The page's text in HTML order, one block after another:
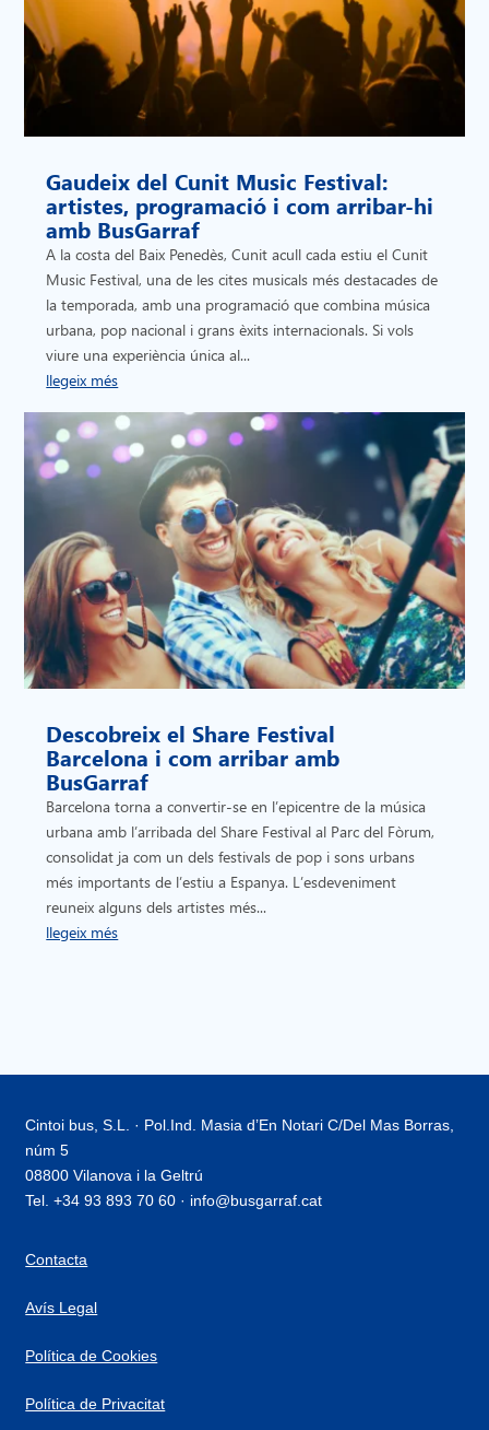
Gaudeix del Cunit Music Festival:
artistes, programació i com arribar-hi
amb BusGarraf
A la costa del Baix Penedès, Cunit acull cada estiu el Cunit
Music Festival, una de les cites musicals més destacades de
la temporada, amb una programació que combina música
urbana, pop nacional i grans èxits internacionals. Si vols
viure una experiència única al...
llegeix més
Descobreix el Share Festival
Barcelona i com arribar amb
BusGarraf
Barcelona torna a convertir-se en l’epicentre de la música
urbana amb l’arribada del Share Festival al Parc del Fòrum,
consolidat ja com un dels festivals de pop i sons urbans
més importants de l’estiu a Espanya. L’esdeveniment
reuneix alguns dels artistes més...
llegeix més
Cintoi bus, S.L. · Pol.Ind. Masia d’En Notari C/Del Mas Borras,
núm 5
08800 Vilanova i la Geltrú
Tel. +34 93 893 70 60 · info@busgarraf.cat
Contacta
Avís Legal
Política de Cookies
Política de Privacitat